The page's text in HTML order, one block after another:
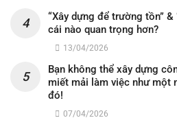
“Xây dựng để trường tồn” &
cái nào quan trọng hơn?
13/04/2026
Bạn không thể xây dựng
miết mải làm việc như một
đó!
07/04/2026